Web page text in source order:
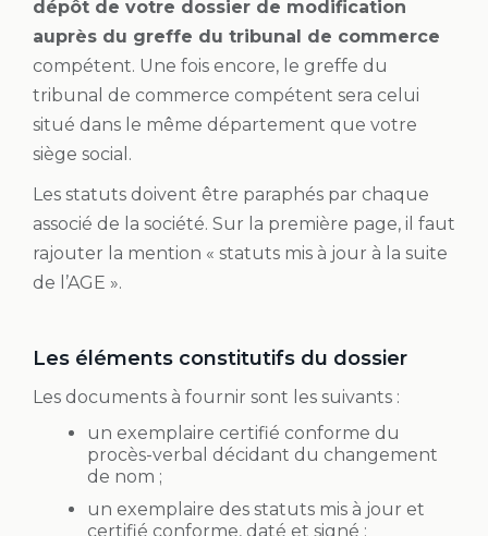
dépôt de votre dossier de modification
auprès du greffe du tribunal de commerce
compétent. Une fois encore, le greffe du
tribunal de commerce compétent sera celui
situé dans le même département que votre
siège social.
Les statuts doivent être paraphés par chaque
associé de la société. Sur la première page, il faut
rajouter la mention « statuts mis à jour à la suite
de l’AGE ».
Les éléments constitutifs du dossier
Les documents à fournir sont les suivants :
un exemplaire certifié conforme du
procès-verbal décidant du changement
de nom ;
un exemplaire des statuts mis à jour et
certifié conforme, daté et signé ;